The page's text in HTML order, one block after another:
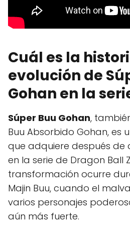
Cuál es la
evolución de
Gohan en la
Súper Buu Gohan,
Buu Absorbido Gohan, es
que adquiere después de
en la serie de Dragon Ball
transformación ocurre
Majin Buu, cuando el
varios personajes
aún más fuerte.